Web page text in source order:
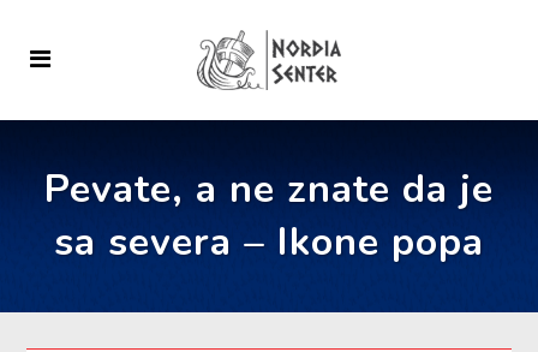
Pevate, a ne znate da je
sa severa – Ikone popa